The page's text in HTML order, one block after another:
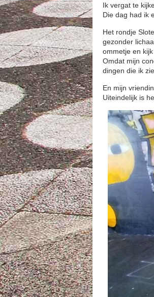
Ik vergat te
Die dag had ik
Het rondje
gezonder
ommetje en
Omdat mijn
dingen die ik
En mijn
Uiteindelijk is